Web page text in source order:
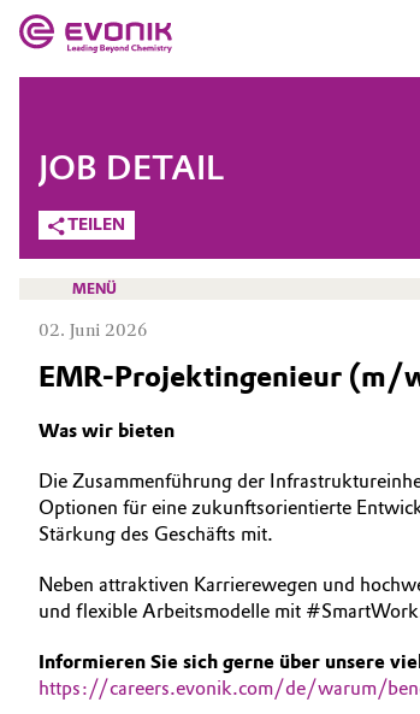
Market
Additive Manufacturing
Adhesives & Sealants
Animal Nutrition & Health
Automotive & Transportation
Building, Construction & Infrastructure
Evonik - Leading Beyond
Was uns antreibt
Über Evonik
We go beyond
Innovation
Purpose
BVB Partnerschaft
Geschichte
Struktur & Organisation
Vorstand
UNTERNEHMEN
TEILEN
JOB DETAIL
MENÜ
MÖGLICHKEITEN
WARUM EVONIK
BEWERBUNG
02. Juni 2026
EMR-Projektingenieur (m/
Was wir bieten
Die Zusammenführung der
Optionen für eine zukunftsorientierte
Stärkung des Geschäfts mit.
Neben attraktiven Karrierewegen und
und flexible Arbeitsmodelle mit
Informieren Sie sich gerne über unsere
https://careers.evonik.com/de/warum/